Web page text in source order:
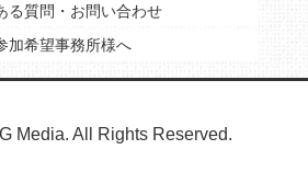
る質問・お問い合わせ
加希望事務所様へ
Media. All Rights Reserved.